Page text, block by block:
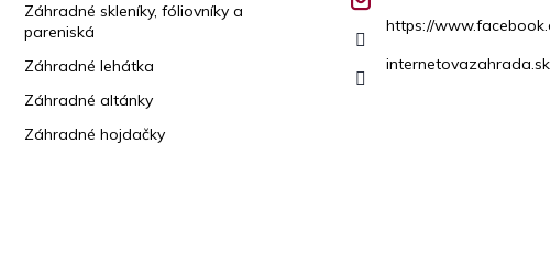
Záhradné skleníky, fóliovníky a
pareniská
Záhradné lehátka
Záhradné altánky
Záhradné hojdačky
https://
internetovazahrada.sk